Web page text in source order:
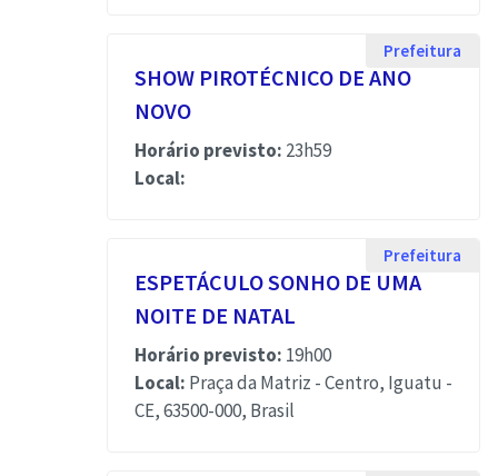
SHOW PIROTÉCNICO DE ANO
NOVO
Horário previsto: 23h59
Local:
Prefeitura
ESPETÁCULO SONHO DE UMA
NOITE DE NATAL
Horário previsto: 19h00
Local: Praça da Matriz - Centro, Iguatu -
CE, 63500-000, Brasil
Prefeitura